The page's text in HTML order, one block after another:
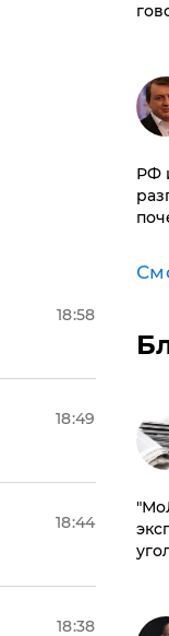
18:58
18:49
18:44
18:38
РФ